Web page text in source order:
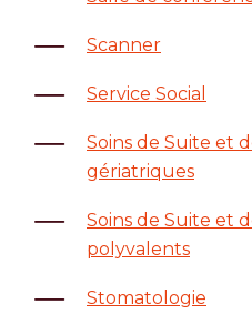
Scanner
Service Social
Soins de Suite et
gériatriques
Soins de Suite et
polyvalents
Stomatologie